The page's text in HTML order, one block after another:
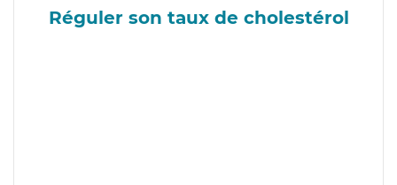
Réguler son taux de cholestérol